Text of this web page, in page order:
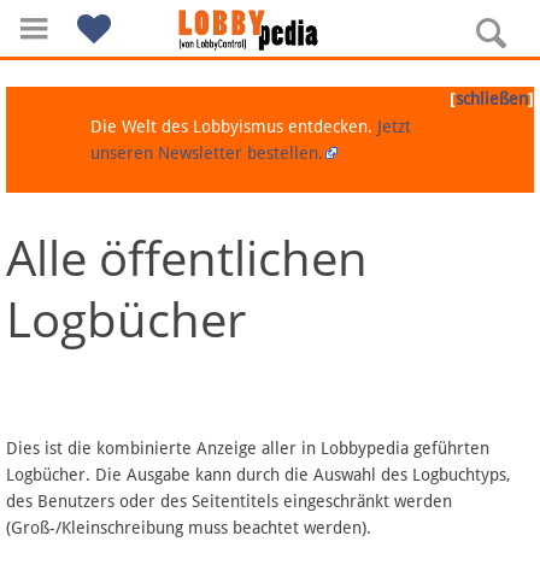
Navigation
Über Lobbypedia
Artikel nach Kategorien
FAQ
[schließen]
Die Welt des Lobbyismus entdecken. Jetzt
unseren Newsletter bestellen.
Alle öffentlichen
Logbücher
Dies ist die kombinierte Anzeige aller in Lobbypedia geführten
Logbücher. Die Ausgabe kann durch die Auswahl des Logbuchtyps,
des Benutzers oder des Seitentitels eingeschränkt werden
(Groß-/Kleinschreibung muss beachtet werden).